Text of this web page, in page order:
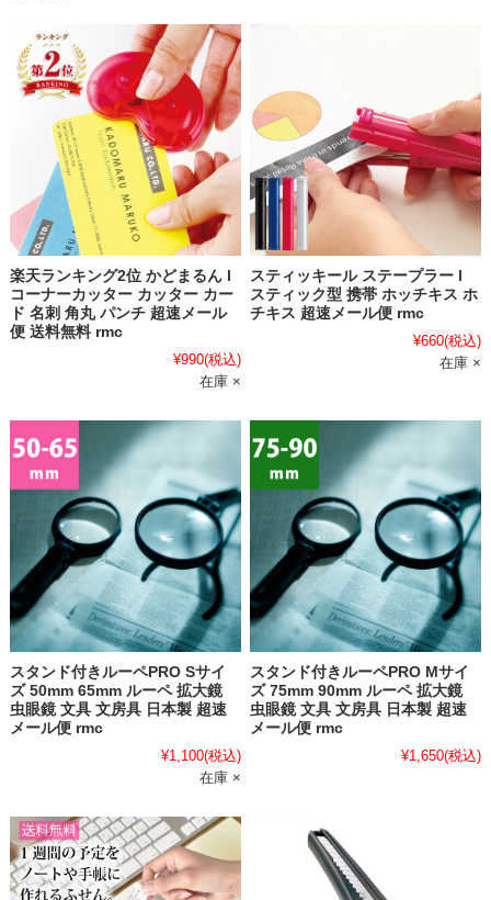
楽天ランキング2位 かどまるん l
コーナーカッター カッター カー
ド 名刺 角丸 パンチ 超速メール
便 送料無料 rmc
¥990(税込)
在庫 ×
スティッキール ステープラー l
スティック型 携帯 ホッチキス ホ
チキス 超速メール便 rmc
¥660(税込)
在庫 ×
スタンド付きルーペPRO Sサイ
ズ 50mm 65mm ルーペ 拡大鏡
虫眼鏡 文具 文房具 日本製 超速
メール便 rmc
¥1,100(税込)
在庫 ×
スタンド付きルーペPRO Mサイ
ズ 75mm 90mm ルーペ 拡大鏡
虫眼鏡 文具 文房具 日本製 超速
メール便 rmc
¥1,650(税込)